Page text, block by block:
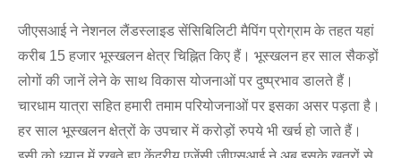
जीएसआई ने नेशनल लैंडस्लाइड सेंसिबिलिटी मैपिंग प्रोग्राम के तहत यहां
करीब 15 हजार भूस्खलन क्षेत्र चिह्नित किए हैं। भूस्खलन हर साल सैकड़ों
लोगों की जानें लेने के साथ विकास योजनाओं पर दुष्प्रभाव डालते हैं।
चारधाम यात्रा सहित हमारी तमाम परियोजनाओं पर इसका असर पड़ता है।
हर साल भूस्खलन क्षेत्रों के उपचार में करोड़ों रुपये भी खर्च हो जाते हैं।